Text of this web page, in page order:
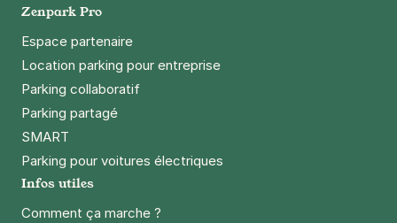
Zenpark Pro
Espace partenaire
Location parking pour entreprise
Parking collaboratif
Parking partagé
SMART
Parking pour voitures électriques
Infos utiles
Comment ça marche ?